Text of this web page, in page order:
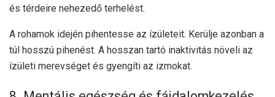
és térdeire nehezedő terhelést.
A rohamok idején pihentesse az ízületeit. Kerülje azonban a
túl hosszú pihenést. A hosszan tartó inaktivitás növeli az
ízületi merevséget és gyengíti az izmokat.